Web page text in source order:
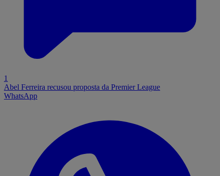
1
Abel Ferreira recusou proposta da Premier League
WhatsApp